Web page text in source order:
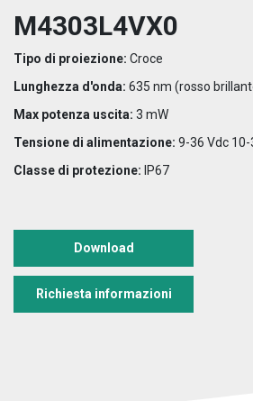
M4303L4VX0
Tipo di proiezione: Croce
Lunghezza d'onda: 635 nm (rosso
Max potenza uscita: 3 mW
Tensione di alimentazione: 9-36 Vdc
Classe di protezione: IP67
Download
Richiesta informazioni